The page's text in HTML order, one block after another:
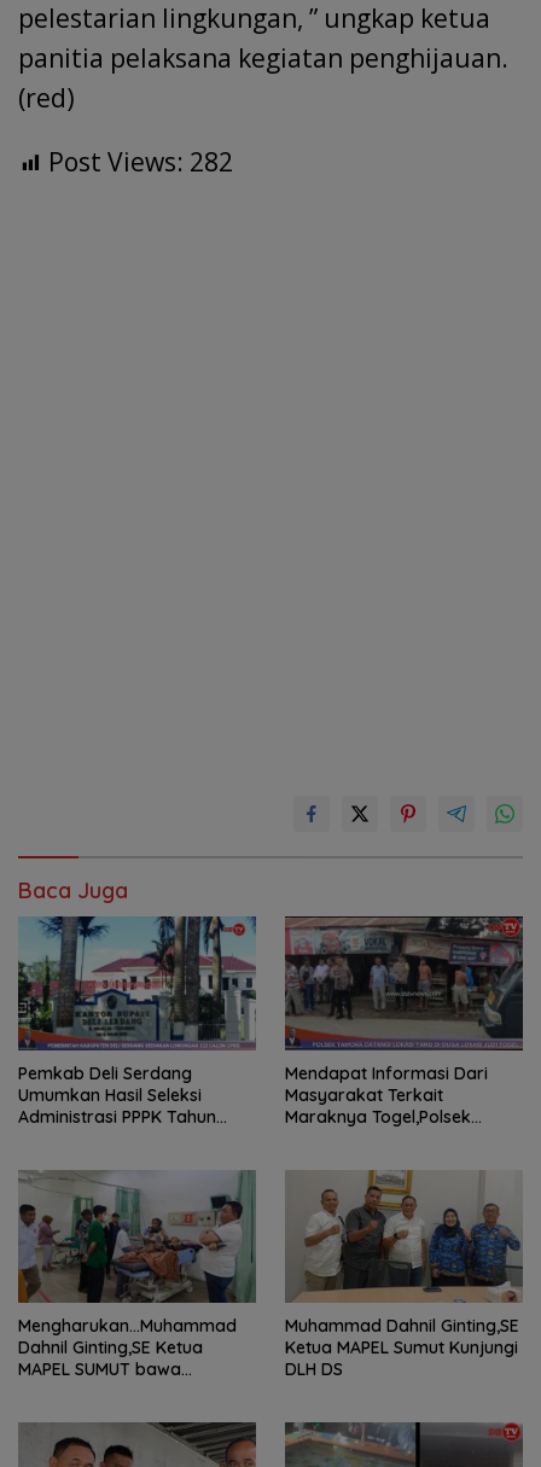
pelestarian lingkungan, ” ungkap ketua
panitia pelaksana kegiatan penghijauan.
(red)
Post Views: 282
Baca Juga
Pemkab Deli Serdang
Umumkan Hasil Seleksi
Administrasi PPPK Tahun
Mendapat Informasi Dari
Masyarakat Terkait
Maraknya Togel,Polsek
Mengharukan…Muhammad
Dahnil Ginting,SE Ketua
MAPEL SUMUT bawa
Muhammad Dahnil Ginting,SE
Ketua MAPEL Sumut Kunjungi
DLH DS